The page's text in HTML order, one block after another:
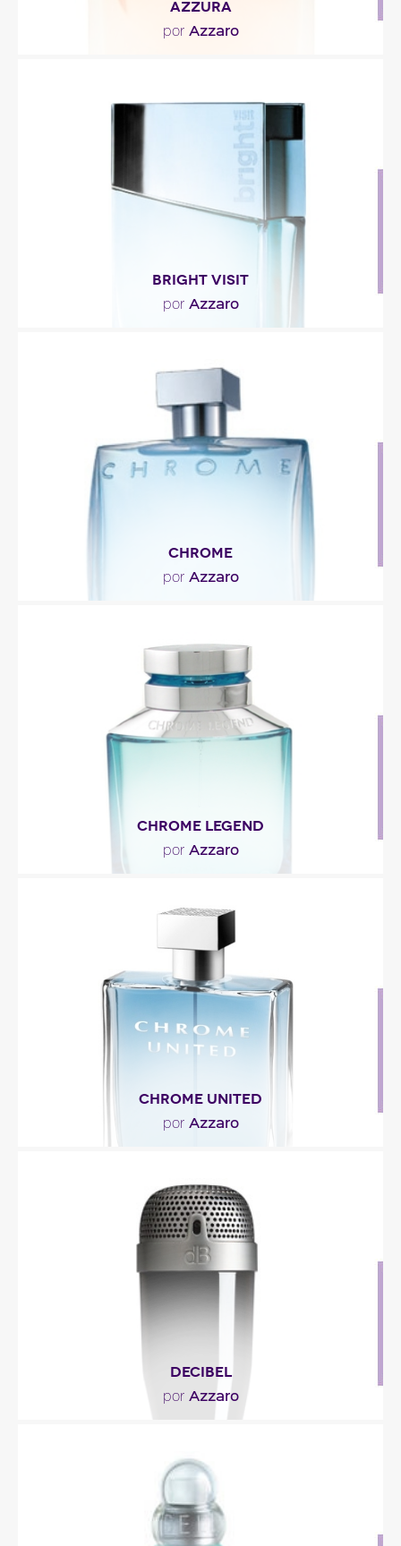
AZZURA
por Azzaro
evocador del Mediterráneo. El primer movimiento
Descripción del perfume
BRIGHT VISIT
por Azzaro
contiene efluvios frescos, verdes, acuáticos
(casis,..."
Descripción del perfume
CHROME
por Azzaro
y de almizcles transparentes, la fragancia..."
Descripción del perfume
CHROME LEGEND
por Azzaro
"En la cabeza, las especias y notas acuáticas se
Descripción del perfume
CHROME UNITED
por Azzaro
ligeramente especiada con pimienta de Sichuán,
cilantro y..."
Descripción del perfume
DECIBEL
por Azzaro
efecto casi metálico. En el corazón se combinan..."
Descripción del perfume